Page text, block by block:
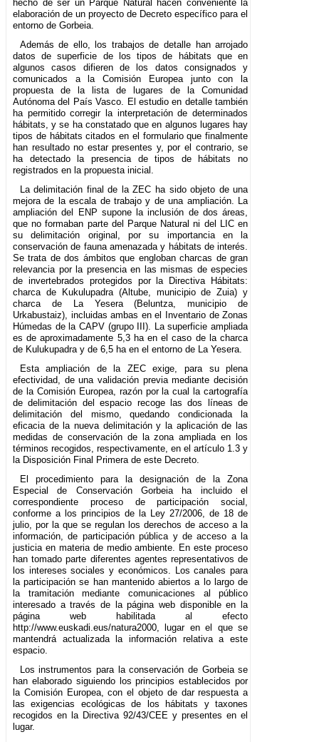
hecho de ser un Parque Natural hacen conveniente la
elaboración de un proyecto de Decreto específico para el
entorno de Gorbeia.
Además de ello, los trabajos de detalle han arrojado
datos de superficie de los tipos de hábitats que en
algunos casos difieren de los datos consignados y
comunicados a la Comisión Europea junto con la
propuesta de la lista de lugares de la Comunidad
Autónoma del País Vasco. El estudio en detalle también
ha permitido corregir la interpretación de determinados
hábitats, y se ha constatado que en algunos lugares hay
tipos de hábitats citados en el formulario que finalmente
han resultado no estar presentes y, por el contrario, se
ha detectado la presencia de tipos de hábitats no
registrados en la propuesta inicial.
La delimitación final de la ZEC ha sido objeto de una
mejora de la escala de trabajo y de una ampliación. La
ampliación del ENP supone la inclusión de dos áreas,
que no formaban parte del Parque Natural ni del LIC en
su delimitación original, por su importancia en la
conservación de fauna amenazada y hábitats de interés.
Se trata de dos ámbitos que engloban charcas de gran
relevancia por la presencia en las mismas de especies
de invertebrados protegidos por la Directiva Hábitats:
charca de Kukulupadra (Altube, municipio de Zuia) y
charca de La Yesera (Beluntza, municipio de
Urkabustaiz), incluidas ambas en el Inventario de Zonas
Húmedas de la CAPV (grupo III). La superficie ampliada
es de aproximadamente 5,3 ha en el caso de la charca
de Kulukupadra y de 6,5 ha en el entorno de La Yesera.
Esta ampliación de la ZEC exige, para su plena
efectividad, de una validación previa mediante decisión
de la Comisión Europea, razón por la cual la cartografía
de delimitación del espacio recoge las dos líneas de
delimitación del mismo, quedando condicionada la
eficacia de la nueva delimitación y la aplicación de las
medidas de conservación de la zona ampliada en los
términos recogidos, respectivamente, en el artículo 1.3 y
la Disposición Final Primera de este Decreto.
El procedimiento para la designación de la Zona
Especial de Conservación Gorbeia ha incluido el
correspondiente proceso de participación social,
conforme a los principios de la Ley 27/2006, de 18 de
julio, por la que se regulan los derechos de acceso a la
información, de participación pública y de acceso a la
justicia en materia de medio ambiente. En este proceso
han tomado parte diferentes agentes representativos de
los intereses sociales y económicos. Los canales para
la participación se han mantenido abiertos a lo largo de
la tramitación mediante comunicaciones al público
interesado a través de la página web disponible en la
página web habilitada al efecto
http://www.euskadi.eus/natura2000, lugar en el que se
mantendrá actualizada la información relativa a este
espacio.
Los instrumentos para la conservación de Gorbeia se
han elaborado siguiendo los principios establecidos por
la Comisión Europea, con el objeto de dar respuesta a
las exigencias ecológicas de los hábitats y taxones
recogidos en la Directiva 92/43/CEE y presentes en el
lugar.